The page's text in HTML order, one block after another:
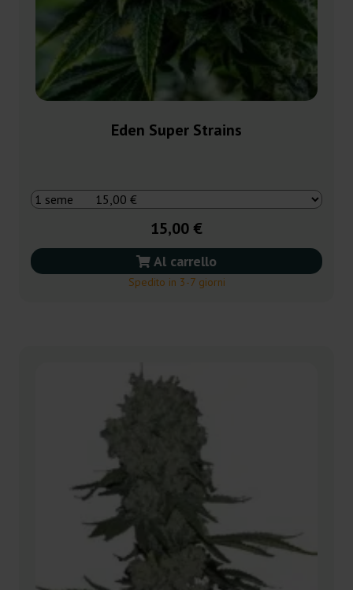
Eden Super Strains
15,00 €
Al carrello
Spedito in 3-7 giorni